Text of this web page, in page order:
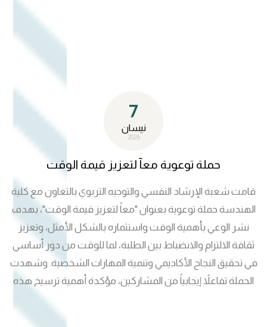
7
نيسان
2026
حملة توعوية معآ لتعزيز قيمة الوقت
قامت شعبة الإرشاد النفسي والتوجيه التربوي بالتعاون مع كلية
الهندسة حملة توعوية بعنوان "معاً لتعزيز قيمة الوقت"، بهدف
نشر الوعي بأهمية الوقت واستثماره بالشكل الأمثل، وتعزيز
ثقافة الالتزام والانضباط بين الطلبة، لما للوقت من دور أساسي
في تحقيق النجاح الأكاديمي وتنمية المهارات الشخصية. وشهدت
الحملة تفاعلاً إيجابياً من المشاركين، مؤكدة أهمية ترسيخ هذه